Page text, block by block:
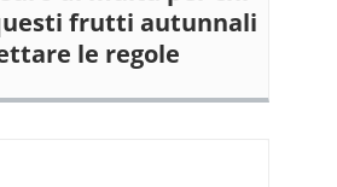
frutti autunnali
le regole